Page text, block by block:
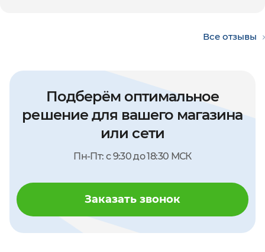
Все отзывы
Подберём оптимальное
решение для вашего магазина
или сети
Пн-Пт: с 9:30 до 18:30 МСК
Заказать звонок